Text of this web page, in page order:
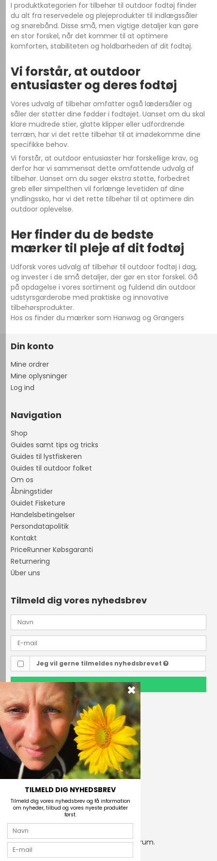
I produktkategorien for tilbehør til outdoor fodtøj finder
du alt fra reservedele og plejeprodukter til indlægssåler
og snørebånd. Disse små, men vigtige detaljer kan gøre
en stor forskel, når det kommer til at optimere
komforten, stabiliteten og holdbarheden af dit fodtøj.
Vi forstår, at outdoor
entusiaster og deres fodtøj
Vores udvalg af tilbehør omfatter også lædersåler og
såler der støtter dine fødder i fodtøjet. Uanset om du skal
klare mudrede stier, glatte klipper eller udfordrende
terræn, har vi det rette tilbehør til at imødekomme dine
specifikke behov.
Vi forstår, at outdoor entusiaster har forskellige krav, og
derfor har vi sammensat dette omfattende udvalg af
tilbehør. Uanset om du søger ekstra støtte, forbedret
greb eller simpelthen vil forlænge levetiden af dine
yndlingssko, har vi det rette tilbehør til at optimere din
outdoor oplevelse.
Her finder du de bedste
mærker til pleje af dit fodtøj
Udforsk vores udvalg af tilbehør til outdoor fodtøj i dag,
og invester i de små detaljer, der gør en stor forskel. Gå
på opdagelse i vores sortiment og fuldend din outdoor
udstyrsgarderobe med praktiske og innovative
tilbehørsprodukter.
Hos os finder du mærker som Hanwag og Grangers
Din konto
Mine ordrer
Mine oplysninger
Log ind
Navigation
Shop
Guides samt tips og tricks
Guides til lystfiskeren
Guides til outdoor folket
Om os
Åbningstider
Guidet Fisketure
Handelsbetingelser
Persondatapolitik
Kontakt
PriceRunner Købsgaranti
Returnering
Über uns
Tilmeld dig vores nyhedsbrev
Jeg vil gerne tilmeldes nyhedsbrevet
TILMELD
Outdoor i Centrum
Perlegade 44
6400 Sønderborg, Danmark
Telefonnr.
(+45) 74 43 53 55
E-mail
2026 © Outdoor i Centrum.
TILMELD DIG NYHEDSBREV
Tilmeld dig vores nyhedsbrev og få information
om nyheder, tilbud og vores nyeste produkter
først.